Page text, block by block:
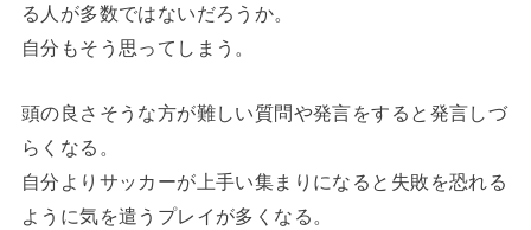
る人が多数ではないだろうか。
自分もそう思ってしまう。
頭の良さそうな方が難しい質問や発言をすると発言しづ
らくなる。
自分よりサッカーが上手い集まりになると失敗を恐れる
ように気を遣うプレイが多くなる。